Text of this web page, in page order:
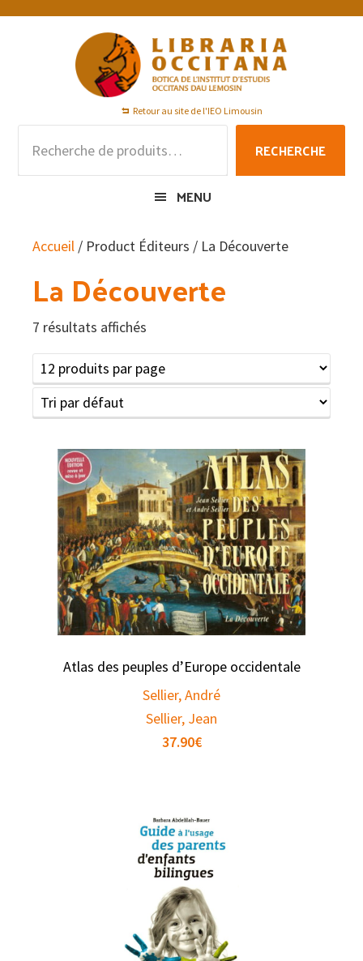
Passer
Passer
Passer
Retour au site de l'IEO Limousin
pour :
RECHERCHE
MENU
Accueil / Product Éditeurs / La Découverte
La Découverte
7 résultats affichés
Atlas des peuples d’Europe occidentale
Sellier, André
Sellier, Jean
37.90€